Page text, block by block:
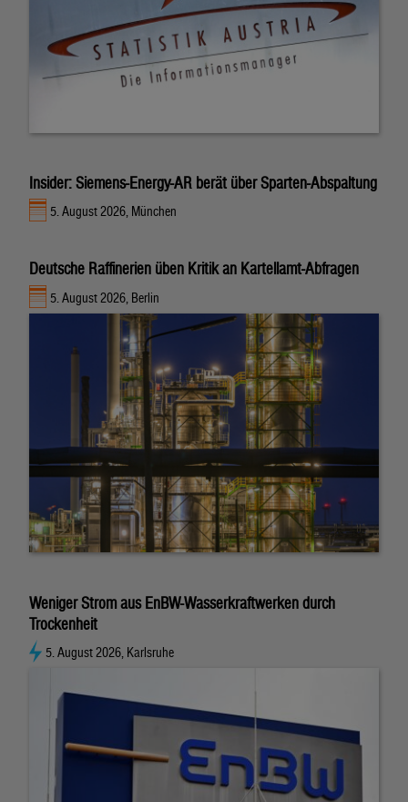
Insider: Siemens-Energy-AR berät über Sparten-Abspaltung
5. August 2026, München
Deutsche Raffinerien üben Kritik an Kartellamt-Abfragen
5. August 2026, Berlin
Weniger Strom aus EnBW-Wasserkraftwerken durch
Trockenheit
5. August 2026, Karlsruhe